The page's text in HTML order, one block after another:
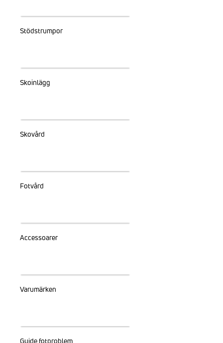
Stödstrumpor
Skoinlägg
Skovård
Fotvård
Accessoarer
Varumärken
Guide fotproblem